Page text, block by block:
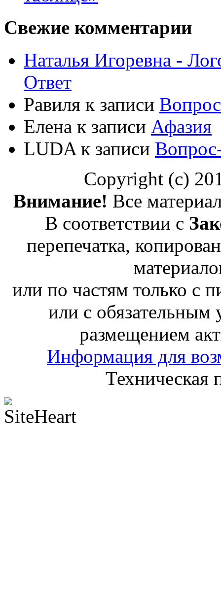
Свежие комментарии
Наталья Игоревна -
Ответ
Равиля к записи
Елена к записи Афазия
LUDAк записи
Copyright (c)
Внимание! Все
В соответствии с
перепечатка,
или по частям только с
или с
размещением
Информация для
Техническая